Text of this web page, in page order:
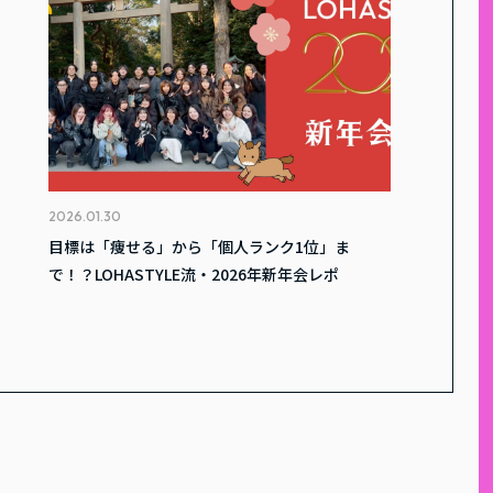
2026.01.30
目標は「痩せる」から「個人ランク1位」ま
で！？LOHASTYLE流・2026年新年会レポ